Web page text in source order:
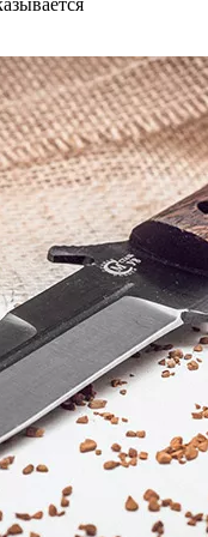
работа,
изделия созданы
столицы России.
исторически
из них —
город Ворсма. Уже
и судовые
и топоры, сабли
фирм,
режущих
качеству своей